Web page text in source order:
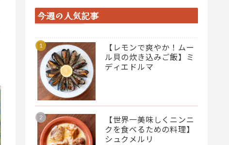
今週の人気記事
【レモンで爽やか！ムー
ル貝の炊き込みご飯】ミ
ディエドルマ
【世界一美味しくニンニ
クを食べるための料理】
シュクメルリ